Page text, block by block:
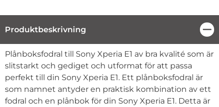
Produktbeskrivning
Produktbeskrivning
Plånboksfodral till Sony Xperia E1 av bra kvalité som är
slitstarkt och gediget och utformat för att passa
perfekt till din Sony Xperia E1. Ett plånboksfodral är
som namnet antyder en praktisk kombination av ett
fodral och en plånbok för din Sony Xperia E1. Detta är